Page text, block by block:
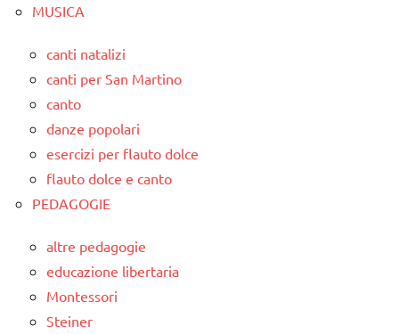
MUSICA
canti natalizi
canti per San Martino
canto
danze popolari
esercizi per flauto dolce
flauto dolce e canto
PEDAGOGIE
altre pedagogie
educazione libertaria
Montessori
Steiner